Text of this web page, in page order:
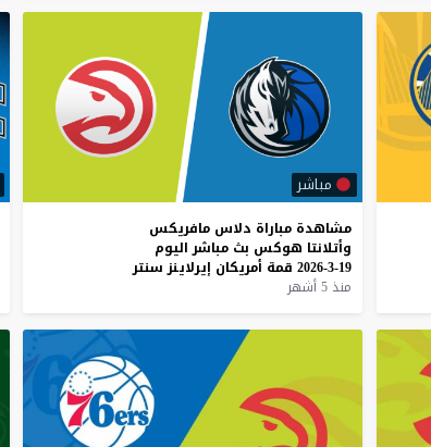
مباشر
مشاهدة مباراة دلاس مافريكس
وأتلانتا هوكس بث مباشر اليوم
19-3-2026
قمة أمريكان إيرلاينز سنتر
منذ 5 أشهر